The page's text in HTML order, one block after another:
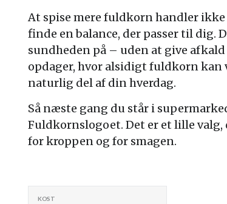
At spise mere fuldkorn handler
finde en balance, der passer til dig.
sundheden på – uden at give
opdager, hvor alsidigt fuldkorn
naturlig del af din hverdag.
Så næste gang du står i
Fuldkornslogoet. Det er et lille
for kroppen og for smagen.
KOST